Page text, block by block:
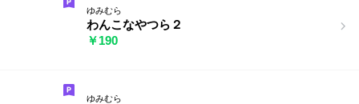
ゆみむら
わんこなやつら２
￥190
ゆみむら